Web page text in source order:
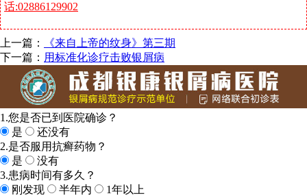
话:02886129902
上一篇：
《来自上帝的纹身》第三期
下一篇： 用标准化诊疗击败银屑病
1.您是否已到医院确诊？
是
还没有
2.是否服用抗癣药物？
是
没有
3.患病时间有多久？
刚发现
半年内
1年以上